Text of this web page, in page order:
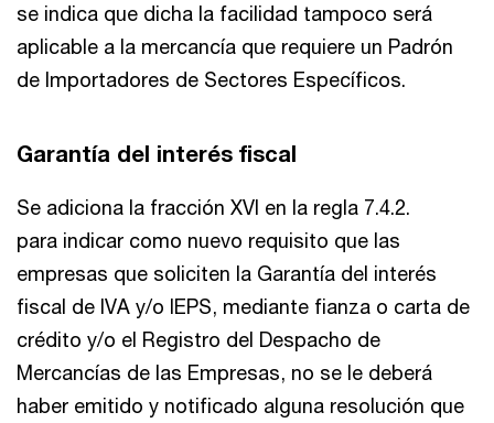
se indica que dicha la facilidad tampoco será
aplicable a la mercancía que requiere un Padrón
de Importadores de Sectores Específicos.
Garantía del interés fiscal
Se adiciona la fracción XVI en la regla 7.4.2.
para indicar como nuevo requisito que las
empresas que soliciten la Garantía del interés
fiscal de IVA y/o IEPS, mediante fianza o carta de
crédito y/o el Registro del Despacho de
Mercancías de las Empresas, no se le deberá
haber emitido y notificado alguna resolución que